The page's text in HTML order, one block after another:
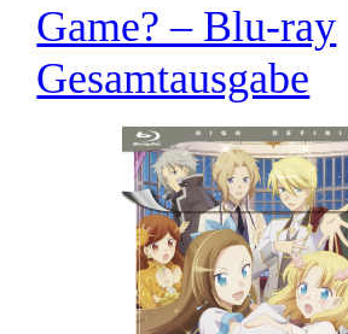
Game? – Blu-ray
Gesamtausgabe